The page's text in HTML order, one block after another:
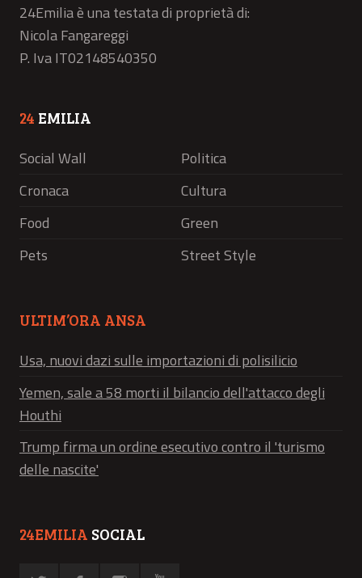
24Emilia è una testata di proprietà di:
Nicola Fangareggi
P. Iva IT02148540350
24 EMILIA
Social Wall
Politica
Cronaca
Cultura
Food
Green
Pets
Street Style
ULTIM’ORA ANSA
Usa, nuovi dazi sulle importazioni di polisilicio
Yemen, sale a 58 morti il bilancio dell'attacco degli
Houthi
Trump firma un ordine esecutivo contro il 'turismo
delle nascite'
24EMILIA SOCIAL